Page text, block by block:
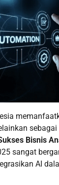
Bisnis
sangat
AI